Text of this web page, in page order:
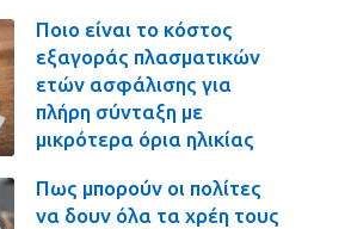
Ποιο είναι το κόστος
εξαγοράς πλασματικών
ετών ασφάλισης για
πλήρη σύνταξη με
μικρότερα όρια ηλικίας
Πως μπορούν οι πολίτες
να δουν όλα τα χρέη τους